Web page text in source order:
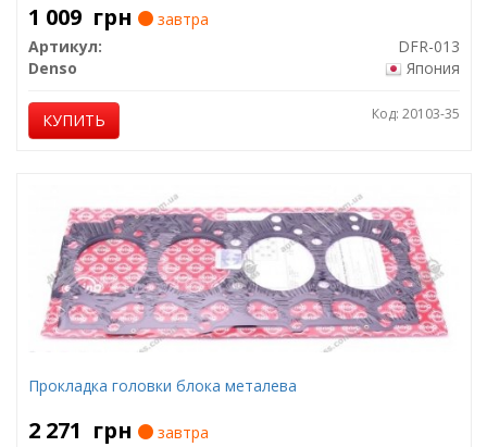
1 009 грн
завтра
Артикул:
DFR-013
Denso
Япония
КУПИТЬ Код: 20103-35
Прокладка головки блока металева
2 271 грн
завтра